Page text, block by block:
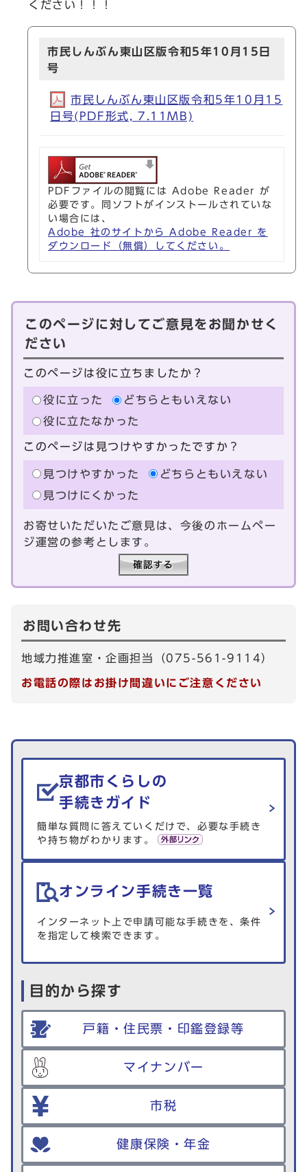
ください！！！
市民しんぶん東山区版令和5年10月15日
号
市民しんぶん東山区版令和5年10月15
日号(PDF形式, 7.11MB)
PDFファイルの閲覧には Adobe Reader が
必要です。同ソフトがインストールされていな
い場合には、
Adobe 社のサイトから Adobe Reader を
ダウンロード（無償）してください。
このページに対してご意見をお聞かせく
ださい
このページは役に立ちましたか？
役に立った
どちらともいえない
役に立たなかった
このページは見つけやすかったですか？
見つけやすかった
どちらともいえない
見つけにくかった
お寄せいただいたご意見は、今後のホームペー
ジ運営の参考とします。
お問い合わせ先
地域力推進室・企画担当（075-561-9114）
お電話の際はお掛け間違いにご注意ください
生活情報を探す
京都市くらしの
手続きガイド
簡単な質問に答えていくだけで、必要な手続き
や持ち物がわかります。
オンライン手続き一覧
インターネット上で申請可能な手続きを、条件
を指定して検索できます。
目的から探す
戸籍・住民票・印鑑登録等
マイナンバー
市税
健康保険・年金